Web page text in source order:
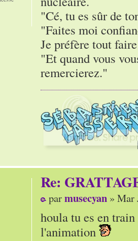
"Cé, tu es sûr de
"Faites moi
Je préfère tout
"Et quand vous
remercierez."
Re:
parmusecyan » Mar
houla tu es en
l'animation